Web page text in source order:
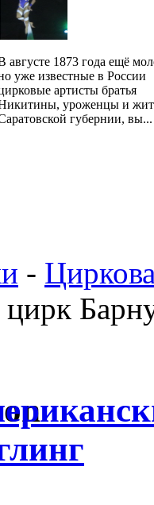
августе 1873 года ещё
уже известные в России
артисты братья
уроженцы и
губернии, вы...
-